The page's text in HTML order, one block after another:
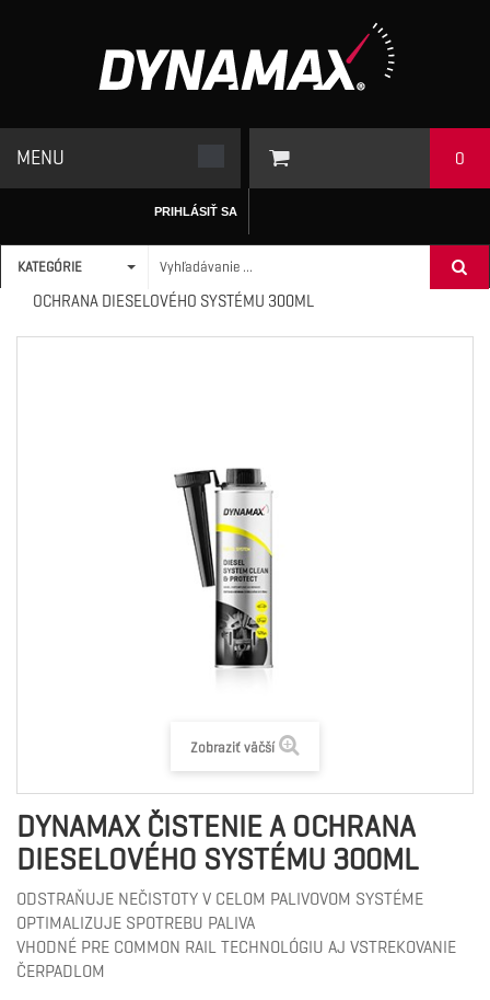
MENU 0
PRIHLÁSIŤ SA
KATEGÓRIE
ÚVODNÁ STRÁNKA / ADITÍVA > DIESEL
DYNAMAX ČISTENIE A
OCHRANA DIESELOVÉHO SYSTÉMU 300ML
Zobraziť väčší
DYNAMAX ČISTENIE A OCHRANA
DIESELOVÉHO SYSTÉMU 300ML
ODSTRAŇUJE NEČISTOTY V CELOM PALIVOVOM SYSTÉME
OPTIMALIZUJE SPOTREBU PALIVA
VHODNÉ PRE COMMON RAIL TECHNOLÓGIU AJ VSTREKOVANIE
ČERPADLOM